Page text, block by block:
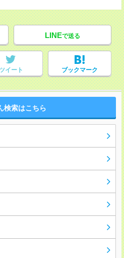
LINEで送る
ツイート ブックマーク
検索はこちら